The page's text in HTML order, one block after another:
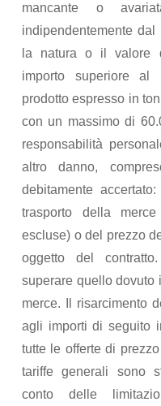
mancante o
indipendentemente
la natura o il valore
importo superiore al
prodotto espresso in
con un massimo di
responsabilità
altro danno,
debitamente
trasporto della
escluse) o del prezzo
oggetto del
superare quello dovuto
merce. Il risarcimento
agli importi di seguito
tutte le offerte di
tariffe generali sono
conto delle